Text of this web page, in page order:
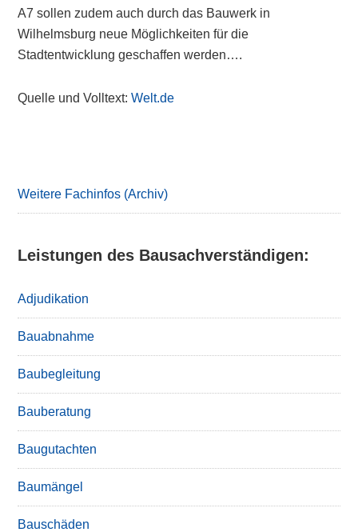
A7 sollen zudem auch durch das Bauwerk in
Wilhelmsburg neue Möglichkeiten für die
Stadtentwicklung geschaffen werden….
Quelle und Volltext:Welt.de
Weitere Fachinfos (Archiv)
Leistungen des Bausachverständigen:
Adjudikation
Bauabnahme
Baubegleitung
Bauberatung
Baugutachten
Baumängel
Bauschäden